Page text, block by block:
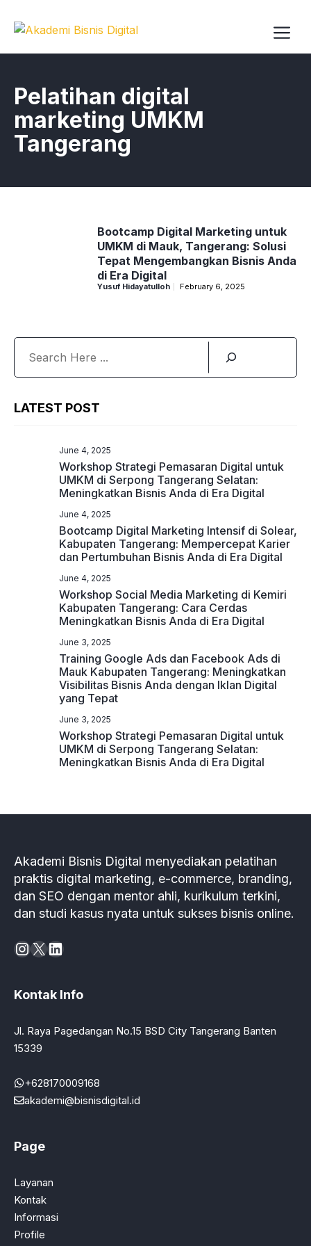
Pelatihan digital
marketing UMKM
Tangerang
Bootcamp Digital Marketing untuk
UMKM di Mauk, Tangerang: Solusi
Tepat Mengembangkan Bisnis Anda
di Era Digital
Yusuf Hidayatulloh February 6, 2025
LATEST POST
June 4, 2025
Workshop Strategi Pemasaran Digital untuk
UMKM di Serpong Tangerang Selatan:
Meningkatkan Bisnis Anda di Era Digital
June 4, 2025
Bootcamp Digital Marketing Intensif di Solear,
Kabupaten Tangerang: Mempercepat Karier
dan Pertumbuhan Bisnis Anda di Era Digital
June 4, 2025
Workshop Social Media Marketing di Kemiri
Kabupaten Tangerang: Cara Cerdas
Meningkatkan Bisnis Anda di Era Digital
June 3, 2025
Training Google Ads dan Facebook Ads di
Mauk Kabupaten Tangerang: Meningkatkan
Visibilitas Bisnis Anda dengan Iklan Digital
yang Tepat
June 3, 2025
Workshop Strategi Pemasaran Digital untuk
UMKM di Serpong Tangerang Selatan:
Meningkatkan Bisnis Anda di Era Digital
Akademi Bisnis Digital menyediakan pelatihan
praktis digital marketing, e-commerce, branding,
dan SEO dengan mentor ahli, kurikulum terkini,
dan studi kasus nyata untuk sukses bisnis online.
Instagram
X LinkedIn
Kontak Info
Jl. Raya Pagedangan No.15 BSD City Tangerang Banten
15339
+628170009168
akademi@bisnisdigital.id
Page
Layanan
Kontak
Informasi
Profile